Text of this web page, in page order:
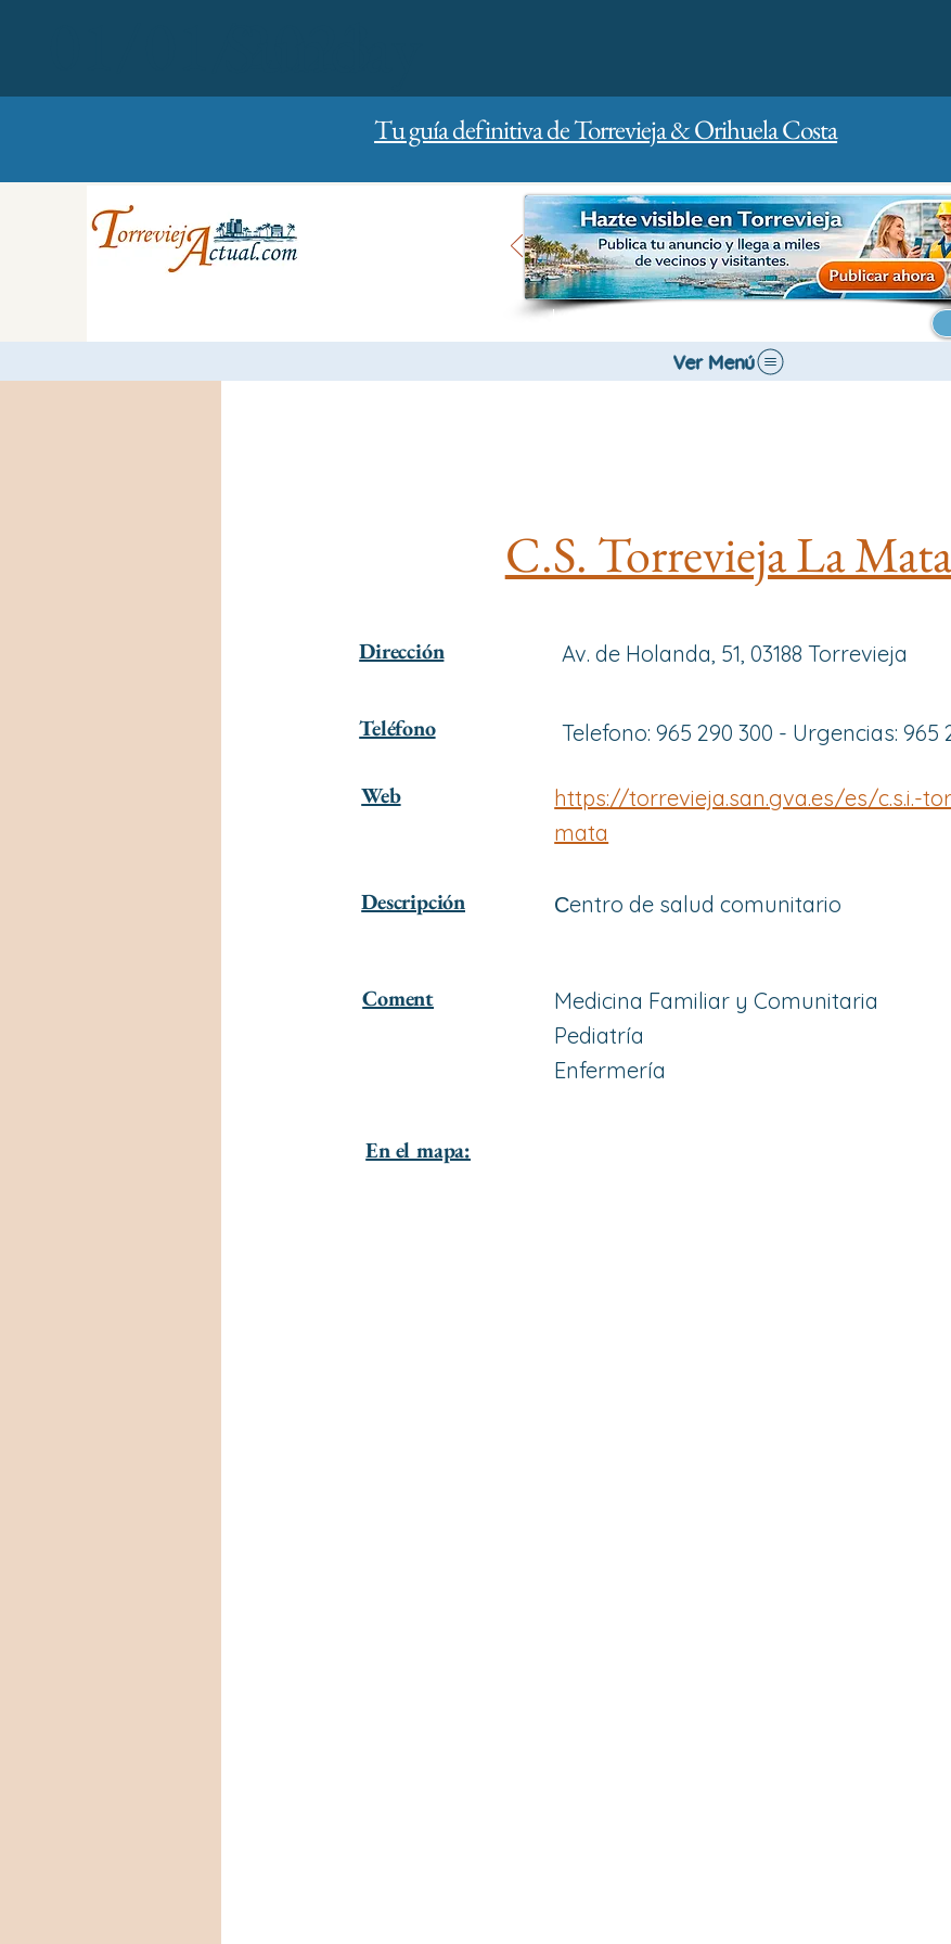
Tu guía definitiva de Torrevieja & Orihuela Costa
Ver Menú
C.S. Torrevieja La Mata
Dirección
Teléfono
Web
Descripción
Coment
Av. de Holanda, 51, 03188 Torrevieja
Telefono: 965 290 300 - Urgencias: 965
https://torrevieja.san.gva.es/es/c.s.i.-
mata
Сentro de salud comunitario
Medicina Familiar y Comunitaria
Pediatría
Enfermería
En el mapa: